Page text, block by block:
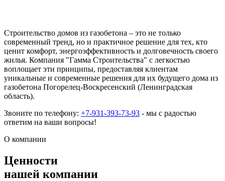
Строительство домов из газобетона – это не только
современный тренд, но и практичное решение для тех, кто
ценит комфорт, энергоэффективность и долговечность своего
жилья. Компания "Гамма Строительства" с легкостью
воплощает эти принципы, предоставляя клиентам
уникальные и современные решения для их будущего дома из
газобетона Погорелец-Воскресенский (Ленинградская
область).
Звоните по телефону: +7-931-393-73-93 - мы с радостью
ответим на ваши вопросы!
О компании
Ценности
нашей компании